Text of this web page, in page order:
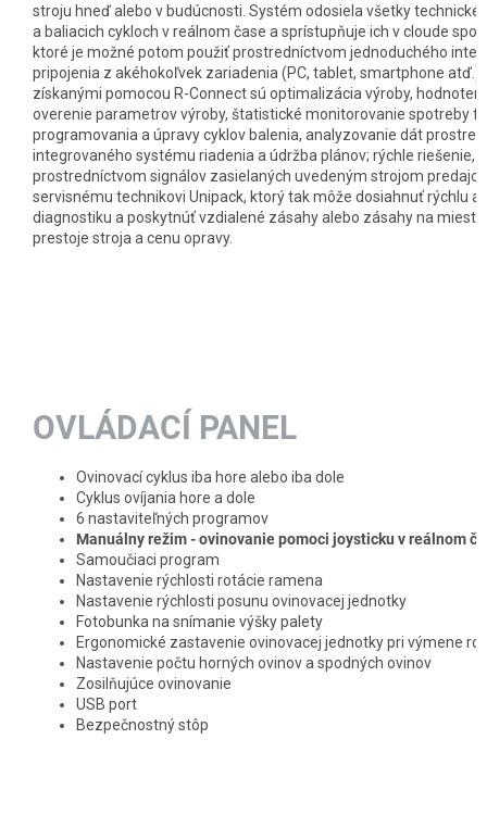
stroju hneď alebo v budúcnosti. Systém odosiela všetky
a baliacich cykloch v reálnom čase a sprístupňuje ich v cloude
ktoré je možné potom použiť prostredníctvom jednoduchého
pripojenia z akéhokoľvek zariadenia (PC, tablet, smartphone
získanými pomocou R-Connect sú optimalizácia výroby,
overenie parametrov výroby, štatistické monitorovanie spotreby
programovania a úpravy cyklov balenia, analyzovanie dát
integrovaného systému riadenia a údržba plánov; rýchle riešenie,
prostredníctvom signálov zasielaných uvedeným strojom
servisnému technikovi Unipack, ktorý tak môže dosiahnuť rýchlu a
diagnostiku a poskytnúť vzdialené zásahy alebo zásahy na
prestoje stroja a cenu opravy.
OVLÁDACÍ PANEL
Ovinovací cyklus iba hore alebo iba dole
Cyklus ovíjania hore a dole
6 nastaviteľných programov
Manuálny režim - ovinovanie pomoci joysticku v reálnom
Samoučiaci program
Nastavenie rýchlosti rotácie ramena
Nastavenie rýchlosti posunu ovinovacej jednotky
Fotobunka na snímanie výšky palety
Ergonomické zastavenie ovinovacej jednotky pri výmene
Nastavenie počtu horných ovinov a spodných ovinov
Zosilňujúce ovinovanie
USB port
Bezpečnostný stôp